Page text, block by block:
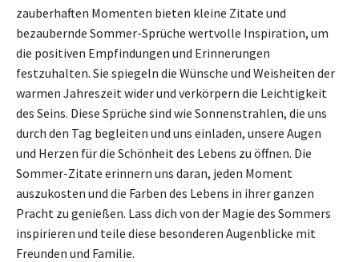
zauberhaften Momenten bieten kleine Zitate und
bezaubernde Sommer-Sprüche wertvolle Inspiration, um
die positiven Empfindungen und Erinnerungen
festzuhalten. Sie spiegeln die Wünsche und Weisheiten der
warmen Jahreszeit wider und verkörpern die Leichtigkeit
des Seins. Diese Sprüche sind wie Sonnenstrahlen, die uns
durch den Tag begleiten und uns einladen, unsere Augen
und Herzen für die Schönheit des Lebens zu öffnen. Die
Sommer-Zitate erinnern uns daran, jeden Moment
auszukosten und die Farben des Lebens in ihrer ganzen
Pracht zu genießen. Lass dich von der Magie des Sommers
inspirieren und teile diese besonderen Augenblicke mit
Freunden und Familie.